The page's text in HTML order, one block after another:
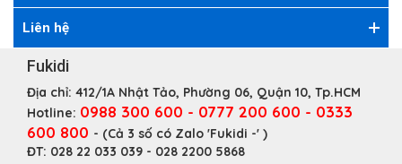
Liên hệ
Fukidi
Địa chỉ: 412/1A Nhật Tảo, Phường 06, Quận 10, Tp.HCM
Hotline: 0988 300 600 - 0777 200 600 - 0333
600 800 - (Cả 3 số có Zalo 'Fukidi -' )
ĐT: 028 22 033 039 - 028 2200 5868